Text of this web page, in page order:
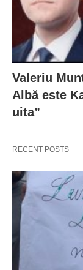
Valeriu
Albă este
uita”
RECENT POSTS